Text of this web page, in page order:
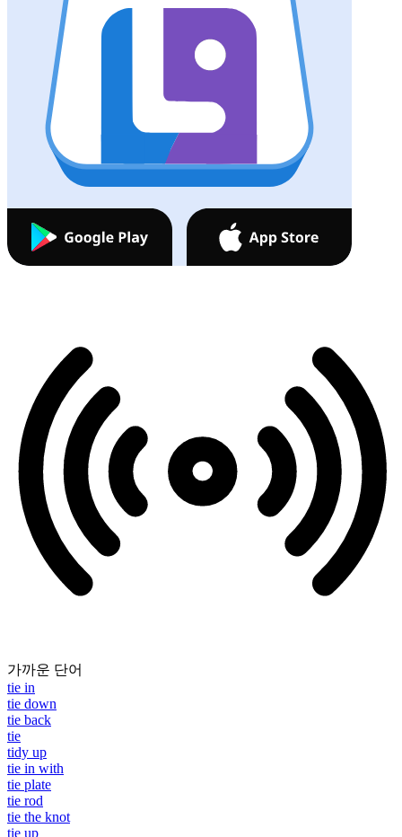
가까운 단어
tie in
tie down
tie back
tie
tidy up
tie in with
tie plate
tie rod
tie the knot
tie up